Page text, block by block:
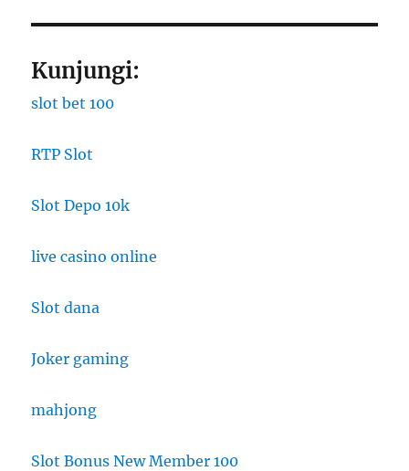
Kunjungi:
slot bet 100
RTP Slot
Slot Depo 10k
live casino online
Slot dana
Joker gaming
mahjong
Slot Bonus New Member 100